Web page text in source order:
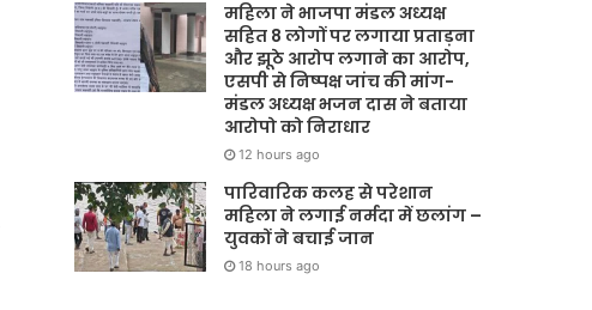
महिला ने भाजपा मंडल अध्यक्ष
सहित 8 लोगों पर लगाया प्रताड़ना
और झूठे आरोप लगाने का आरोप,
एसपी से निष्पक्ष जांच की मांग-
मंडल अध्यक्ष भजन दास ने बताया
आरोपो को निराधार
12 hours ago
पारिवारिक कलह से परेशान
महिला ने लगाई नर्मदा में छलांग –
युवकों ने बचाई जान
18 hours ago